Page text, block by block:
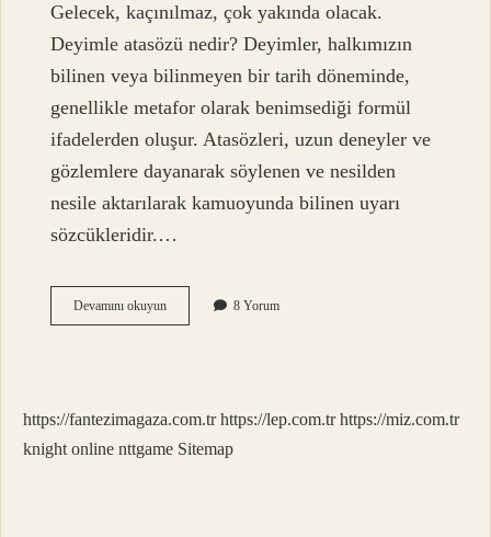
Gelecek, kaçınılmaz, çok yakında olacak.
Deyimle atasözü nedir? Deyimler, halkımızın
bilinen veya bilinmeyen bir tarih döneminde,
genellikle metafor olarak benimsediği formül
ifadelerden oluşur. Atasözleri, uzun deneyler ve
gözlemlere dayanarak söylenen ve nesilden
nesile aktarılarak kamuoyunda bilinen uyarı
sözcükleridir.…
Devamını okuyunGelip
Çattı
8 Yorum
https://fantezimagaza.com.tr https://lep.com.tr https://miz.com.tr
knight online nttgame Sitemap